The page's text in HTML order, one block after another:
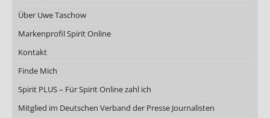
Über Uwe Taschow
Markenprofil Spirit Online
Kontakt
Finde Mich
Spirit PLUS – Für Spirit Online zahl ich
Mitglied im Deutschen Verband der Presse Journalisten